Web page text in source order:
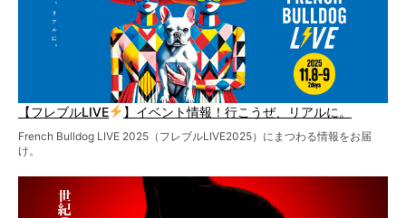
【フレブルLIVE 】イベント情報！行こうぜ、リアルに。
French Bulldog LIVE 2025（フレブルLIVE2025）にまつわる情報をお届
け。